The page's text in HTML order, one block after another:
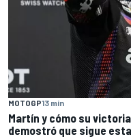
MOTOGP13 min
Martín y cómo su
demostró que sigue